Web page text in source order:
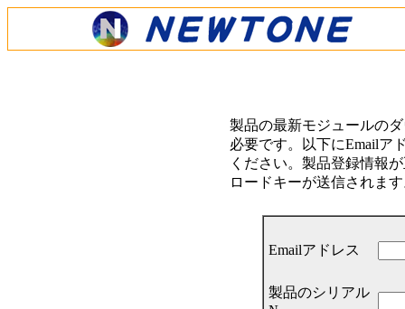
製品の最新モジュールの
必要です。以下にEmailア
ください。製品登録情報
ロードキーが送信されま
Emailアドレス
製品のシリアル